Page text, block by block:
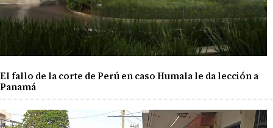
El fallo de la corte de Perú en caso Humala le da lección a
Panamá